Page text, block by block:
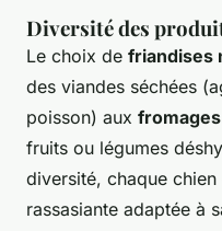
Diversité des
Le choix de friandises
des viandes séchées
poisson) aux
fruits ou légumes
diversité, chaque
rassasiante adaptée à